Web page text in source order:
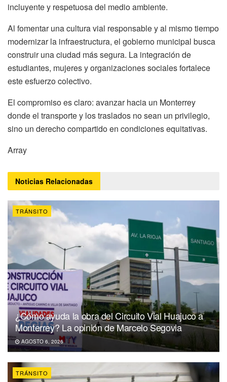
incluyente y respetuosa del medio ambiente.
Al fomentar una cultura vial responsable y al mismo tiempo
modernizar la infraestructura, el gobierno municipal busca
construir una ciudad más segura. La integración de
estudiantes, mujeres y organizaciones sociales fortalece
este esfuerzo colectivo.
El compromiso es claro: avanzar hacia un Monterrey
donde el transporte y los traslados no sean un privilegio,
sino un derecho compartido en condiciones equitativas.
Array
Noticias Relacionadas
TRÁNSITO
¿Cómo ayuda la obra del Circuito Vial Huajuco a
Monterrey? La opinión de Marcelo Segovia
AGOSTO 6, 2026
TRÁNSITO